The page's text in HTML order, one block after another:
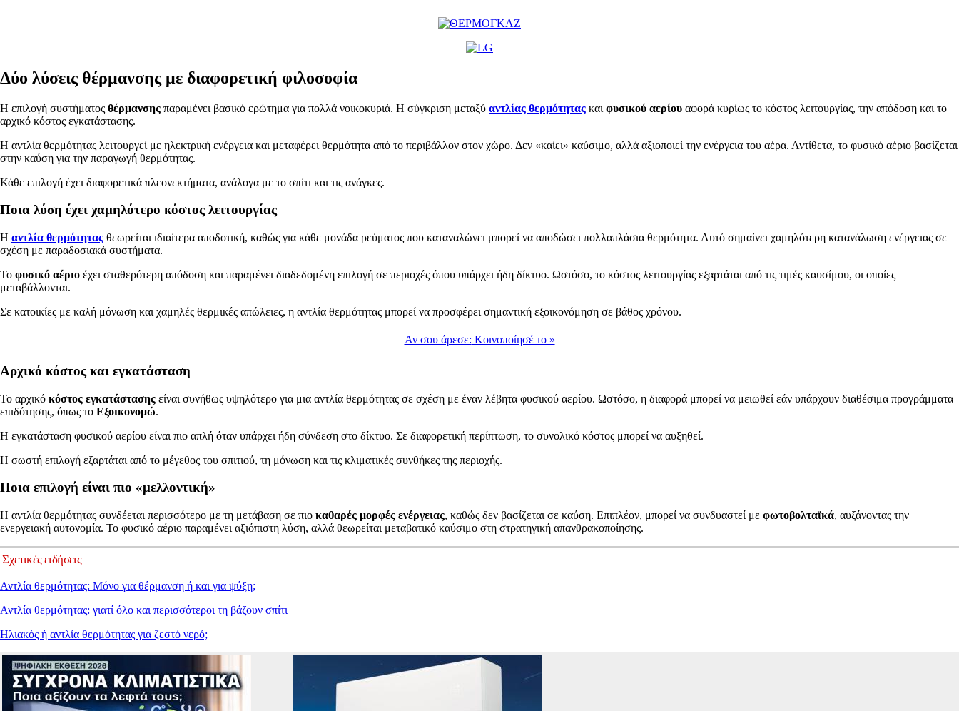
Δύο λύσεις θέρμανσης με διαφορετική φιλοσοφία
Η επιλογή συστήματος θέρμανσης παραμένει βασικό ερώτημα για πολλά νοικοκυριά. Η σύγκριση μεταξύ αντλίας θερμότητας και φυσικού αερίου αφορά κυρίως το κόστος λειτουργίας, την απόδοση και το
αρχικό κόστος εγκατάστασης.
Η αντλία θερμότητας λειτουργεί με ηλεκτρική ενέργεια και μεταφέρει θερμότητα από το περιβάλλον στον χώρο. Δεν «καίει» καύσιμο, αλλά αξιοποιεί την ενέργεια του αέρα. Αντίθετα, το φυσικό αέριο βασίζεται
στην καύση για την παραγωγή θερμότητας.
Κάθε επιλογή έχει διαφορετικά πλεονεκτήματα, ανάλογα με το σπίτι και τις ανάγκες.
Ποια λύση έχει χαμηλότερο κόστος λειτουργίας
Η αντλία θερμότητας θεωρείται ιδιαίτερα αποδοτική, καθώς για κάθε μονάδα ρεύματος που καταναλώνει μπορεί να αποδώσει πολλαπλάσια θερμότητα. Αυτό σημαίνει χαμηλότερη κατανάλωση ενέργειας σε
σχέση με παραδοσιακά συστήματα.
Το φυσικό αέριο έχει σταθερότερη απόδοση και παραμένει διαδεδομένη επιλογή σε περιοχές όπου υπάρχει ήδη δίκτυο. Ωστόσο, το κόστος λειτουργίας εξαρτάται από τις τιμές καυσίμου, οι οποίες
μεταβάλλονται.
Σε κατοικίες με καλή μόνωση και χαμηλές θερμικές απώλειες, η αντλία θερμότητας μπορεί να προσφέρει σημαντική εξοικονόμηση σε βάθος χρόνου.
Αν σου άρεσε: Κοινοποίησέ το »
Αρχικό κόστος και εγκατάσταση
Το αρχικό κόστος εγκατάστασης είναι συνήθως υψηλότερο για μια αντλία θερμότητας σε σχέση με έναν λέβητα φυσικού αερίου. Ωστόσο, η διαφορά μπορεί να μειωθεί εάν υπάρχουν διαθέσιμα προγράμματα
επιδότησης, όπως το Εξοικονομώ.
Η εγκατάσταση φυσικού αερίου είναι πιο απλή όταν υπάρχει ήδη σύνδεση στο δίκτυο. Σε διαφορετική περίπτωση, το συνολικό κόστος μπορεί να αυξηθεί.
Η σωστή επιλογή εξαρτάται από το μέγεθος του σπιτιού, τη μόνωση και τις κλιματικές συνθήκες της περιοχής.
Ποια επιλογή είναι πιο «μελλοντική»
Η αντλία θερμότητας συνδέεται περισσότερο με τη μετάβαση σε πιο καθαρές μορφές ενέργειας, καθώς δεν βασίζεται σε καύση. Επιπλέον, μπορεί να συνδυαστεί με φωτοβολταϊκά, αυξάνοντας την
ενεργειακή αυτονομία. Το φυσικό αέριο παραμένει αξιόπιστη λύση, αλλά θεωρείται μεταβατικό καύσιμο στη στρατηγική απανθρακοποίησης.
Σχετικές ειδήσεις
Αντλία θερμότητας: Μόνο για θέρμανση ή και για ψύξη;
Αντλία θερμότητας: γιατί όλο και περισσότεροι τη βάζουν σπίτι
Ηλιακός ή αντλία θερμότητας για ζεστό νερό;